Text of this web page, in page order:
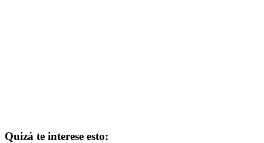
Quizá te interese esto: